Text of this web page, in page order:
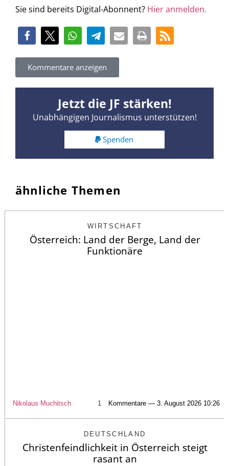
Sie sind bereits Digital-Abonnent? Hier anmelden.
Kommentare anzeigen
Jetzt die JF stärken!
Unabhängigen Journalismus unterstützen!
Spenden
ähnliche Themen
WIRTSCHAFT
Österreich: Land der Berge, Land der
Funktionäre
Nikolaus Muchitsch 1 Kommentare — 3. August 2026 10:26
DEUTSCHLAND
Christenfeindlichkeit in Österreich steigt
rasant an